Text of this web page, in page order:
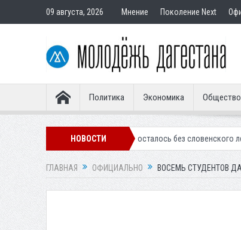
09 августа, 2026 Мнение Поколение Next
Политика Экономика Общество
НОВОСТИ
«Динамо» осталось без словенского легионера
ГЛАВНАЯ ОФИЦИАЛЬНО ВОСЕМЬ СТУДЕНТОВ